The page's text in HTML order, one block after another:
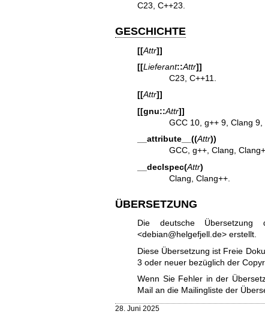
C23, C++23.
GESCHICHTE
[[Attr]]
[[Lieferant::Attr]]
C23, C++11.
[[Attr]]
[[gnu::Attr]]
GCC 10, g++ 9, Clang 9,
__attribute__((Attr))
GCC, g++, Clang,
__declspec(Attr)
Clang, Clang++.
ÜBERSETZUNG
Die deutsche Übersetzung
<debian@helgefjell.de> erstellt.
Diese Übersetzung ist Freie
3 oder neuer bezüglich der
Wenn Sie Fehler in der
Mail an die Mailingliste der
28. Juni 2025